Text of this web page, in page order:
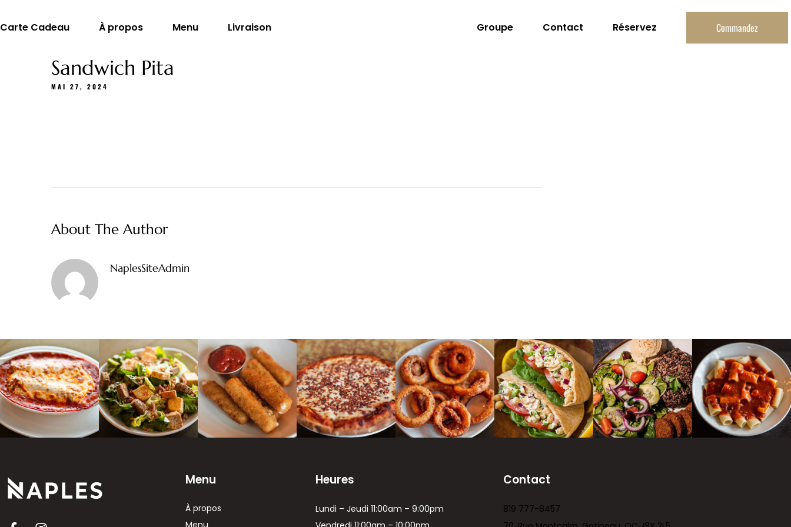
Carte Cadeau À propos Menu Livraison Groupe Contact Réservez Commandez
Sandwich Pita
MAI 27, 2024
About The Author
NaplesSiteAdmin
Menu
À propos
Menu
Heures
Lundi – Jeudi 11:00am – 9:00pm
Contact
819 777-8457